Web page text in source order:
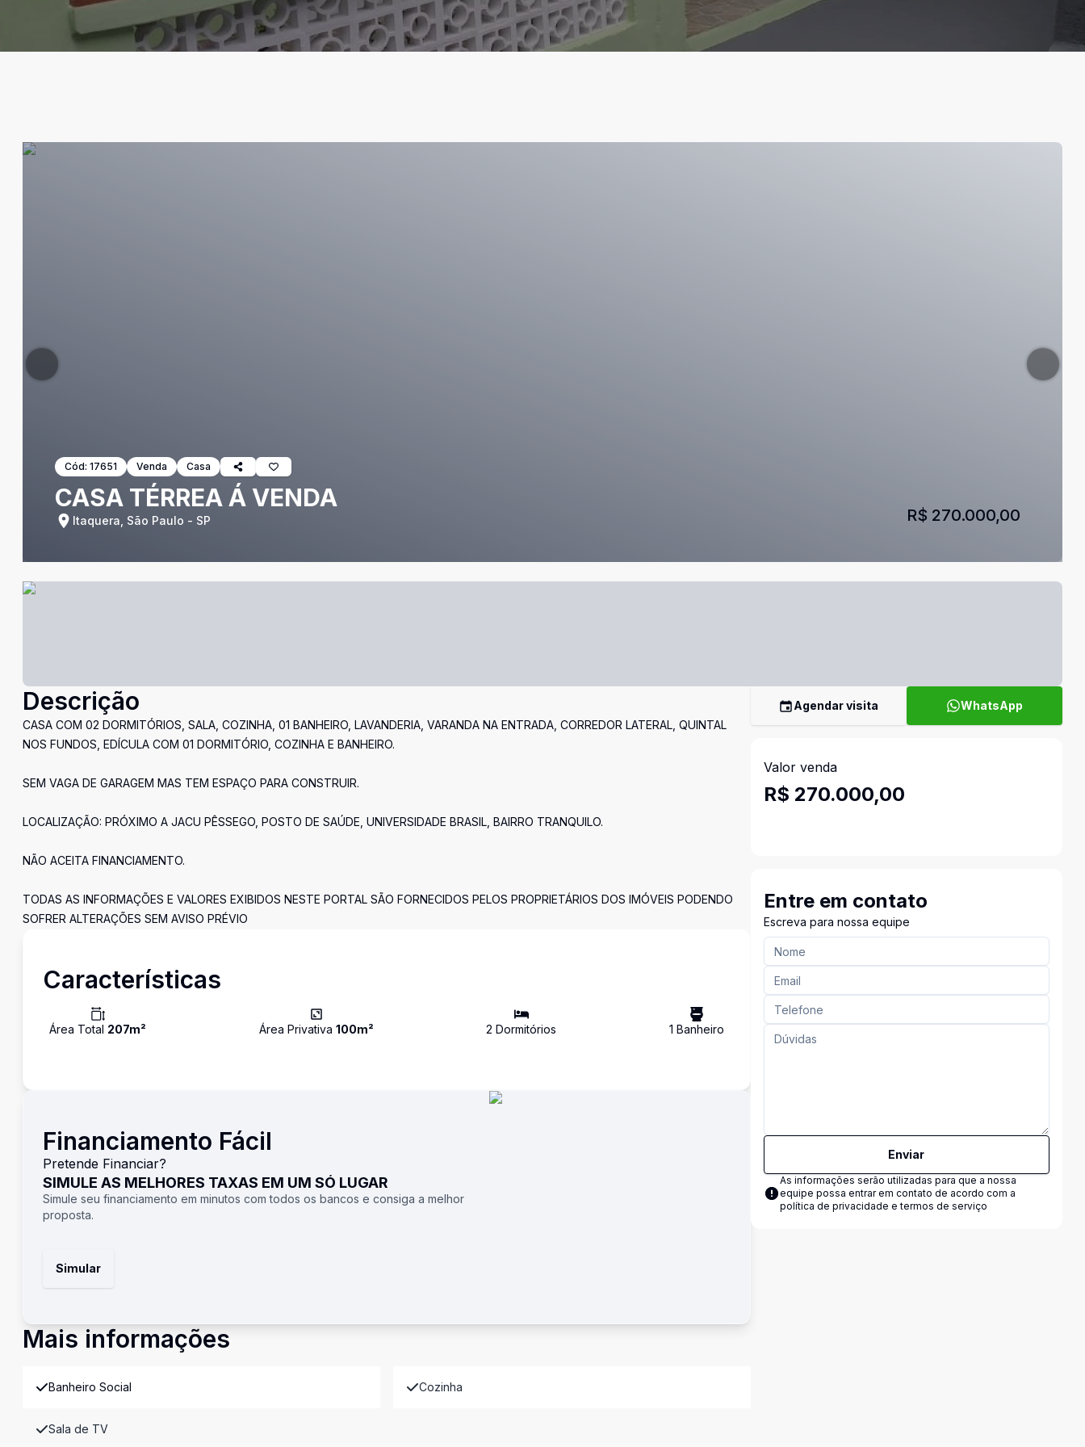
Cód: 17651 Venda Casa
CASA TÉRREA Á VENDA
Itaquera, São Paulo - SP R$ 270.000,00
Descrição
CASA COM 02 DORMITÓRIOS, SALA, COZINHA, 01 BANHEIRO, LAVANDERIA, VARANDA NA ENTRADA, CORREDOR LATERAL, QUINTAL
NOS FUNDOS, EDÍCULA COM 01 DORMITÓRIO, COZINHA E BANHEIRO.
SEM VAGA DE GARAGEM MAS TEM ESPAÇO PARA CONSTRUIR.
LOCALIZAÇÃO: PRÓXIMO A JACU PÊSSEGO, POSTO DE SAÚDE, UNIVERSIDADE BRASIL, BAIRRO TRANQUILO.
NÃO ACEITA FINANCIAMENTO.
TODAS AS INFORMAÇÕES E VALORES EXIBIDOS NESTE PORTAL SÃO FORNECIDOS PELOS PROPRIETÁRIOS DOS IMÓVEIS PODENDO
SOFRER ALTERAÇÕES SEM AVISO PRÉVIO
Características
Área Total 207m² Área Privativa 100m² 2 Dormitórios 1 Banheiro
Financiamento Fácil
Pretende Financiar?
SIMULE AS MELHORES TAXAS EM UM SÓ LUGAR
Simule seu financiamento em minutos com todos os bancos e consiga a melhor
proposta.
Simular
Mais informações
Banheiro Social Cozinha
Sala de TV
Agendar visita WhatsApp
Valor venda
R$ 270.000,00
Entre em contato
Escreva para nossa equipe
Enviar
As informações serão utilizadas para que a nossa
equipe possa entrar em contato de acordo com a
política de privacidade e termos de serviço